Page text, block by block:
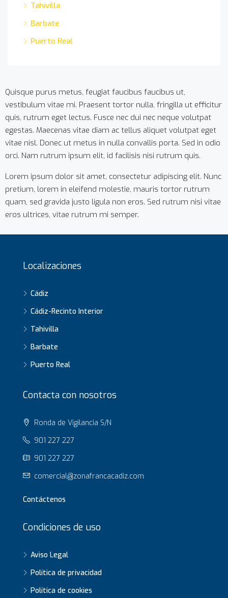
Tahivilla
Barbate
Puerto Real
Quisque purus metus, feugiat faucibus faucibus ut,
vestibulum vitae mi. Praesent tortor nulla, fringilla ut efficitur
quis, rutrum eget lectus. Fusce nec dui nec neque volutpat
egestas. Maecenas vitae diam ac tellus aliquet volutpat eget
vitae nisl. Donec ut metus in nulla convallis porta. Sed in odio
orci. Nam rutrum ipsum elit, id facilisis nisi rutrum quis.
Lorem ipsum dolor sit amet, consectetur adipiscing elit. Nunc
pretium, lorem in eleifend molestie, mauris tortor rutrum
quam, sed gravida justo ligula non eros. Sed rutrum nisi vitae
eros ultrices, vitae rutrum mi semper.
Localizaciones
Cádiz
Cádiz-Recinto Interior
Tahivilla
Barbate
Puerto Real
Contacta con nosotros
Ronda de Vigilancia S/N
901 227 227
901 227 227
comercial@zonafrancacadiz.com
Contáctenos
Condiciones de uso
Aviso Legal
Política de privacidad
Política de cookies